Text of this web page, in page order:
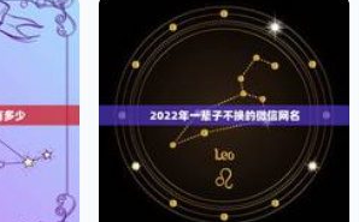
而造就的动物而已，只配给人下蛋，
仅供参考，请勿盲目。2022年属鼠有
是什么意思